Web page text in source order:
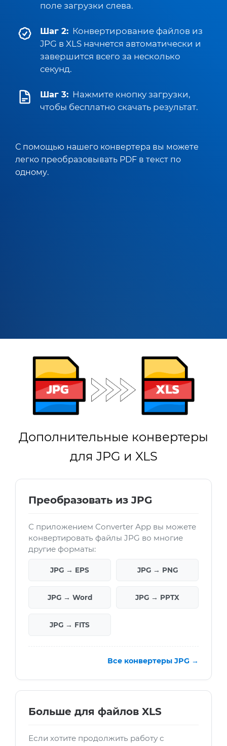
поле загрузки слева.
Шаг 2: Конвертирование файлов из
JPG в XLS начнется автоматически и
завершится всего за несколько
секунд.
Шаг 3: Нажмите кнопку загрузки,
чтобы бесплатно скачать результат.
С помощью нашего конвертера вы можете
легко преобразовывать PDF в текст по
одному.
Дополнительные конвертеры
для JPG и XLS
Преобразовать из JPG
С приложением Converter App вы можете
конвертировать файлы JPG во многие
другие форматы:
JPG → EPS JPG → PNG
JPG → Word JPG → PPTX
JPG → FITS
Все конвертеры JPG →
Больше для файлов XLS
Если хотите продолжить работу с